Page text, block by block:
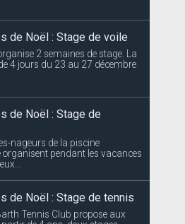
de Noël : Stage de voile
2 semaines de stage. La
4 jours du 23 au 27 décembre
de Noël : Stage de
nageurs de la piscine
organisent pendant les vacances
de Noël : Stage de tennis
Tennis Club propose aux